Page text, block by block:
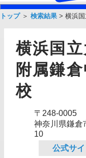
トップ＞ 検索結果 > 横浜
横浜国
附属鎌
校
〒248-0005
神奈川県鎌倉
10
公式サイ